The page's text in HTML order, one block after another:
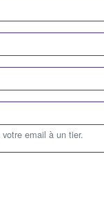
email à un tier.